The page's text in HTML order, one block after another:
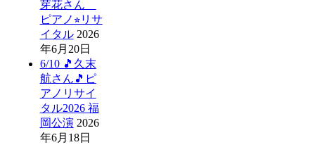
芽花さん
ピアノ⭐︎リサ
イタル 2026
年6月20日
6/10 🎵久末
航さん🎵ピ
アノリサイ
タル2026 福
岡公演 2026
年6月18日